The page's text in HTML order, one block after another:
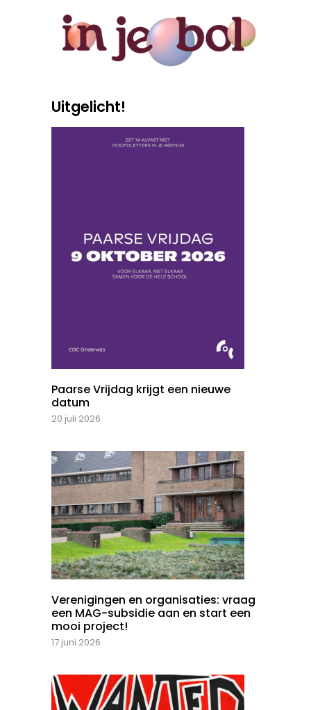
Uitgelicht!
Paarse Vrijdag krijgt een nieuwe
datum
20 juli 2026
Verenigingen en organisaties: vraag
een MAG-subsidie aan en start een
mooi project!
17 juni 2026